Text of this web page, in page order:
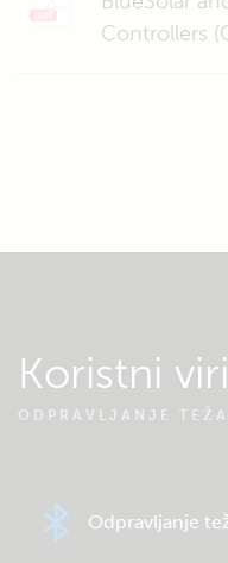
Controllers
Koristni viri
ODPRAVLJANJE
Odpravljanje